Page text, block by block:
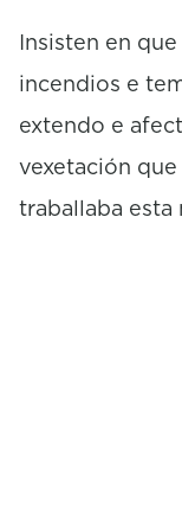
Insisten en
incendios e
extendo e
vexetación
traballaba esta